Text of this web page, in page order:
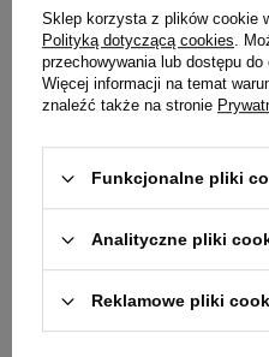
PRODUKT
Sklep korzysta z plików cookie
Polityką dotyczącą cookies.
przechowywania lub dostępu
Więcej informacji na temat
znaleźć także na stronie
Funkcjonalne pliki
Analityczne pliki
Reklamowe pliki